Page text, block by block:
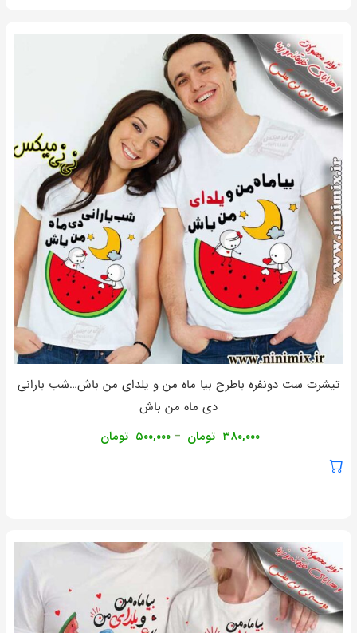
تیشرت ست دونفره باطرح بیا ماه من و یلدای من باش…شب بارانی
دی ماه من باش
۳۸۰,۰۰۰ تومان – ۵۰۰,۰۰۰ تومان